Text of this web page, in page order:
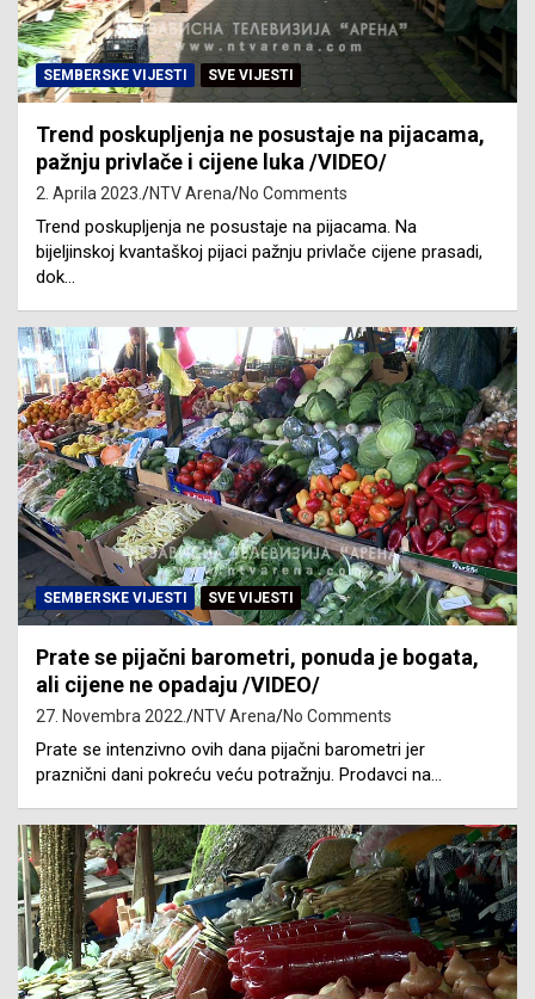
SEMBERSKE VIJESTI SVE VIJESTI
Trend poskupljenja ne posustaje na pijacama,
pažnju privlače i cijene luka /VIDEO/
2. Aprila 2023. NTV Arena No Comments
Trend poskupljenja ne posustaje na pijacama. Na
bijeljinskoj kvantaškoj pijaci pažnju privlače cijene prasadi,
dok…
SEMBERSKE VIJESTI SVE VIJESTI
Prate se pijačni barometri, ponuda je bogata,
ali cijene ne opadaju /VIDEO/
27. Novembra 2022. NTV Arena No Comments
Prate se intenzivno ovih dana pijačni barometri jer
praznični dani pokreću veću potražnju. Prodavci na…